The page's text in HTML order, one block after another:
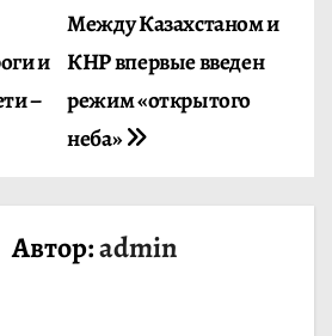
Между Казахстаном и
КНР впервые введен
режим «открытого
неба»
и
–
Автор:admin